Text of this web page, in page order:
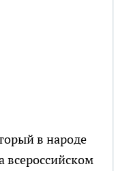
в народе
всероссийском